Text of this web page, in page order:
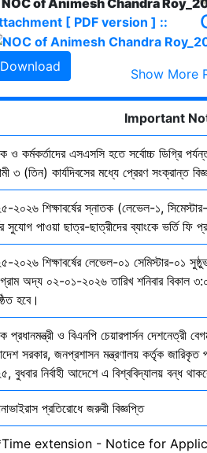
Show More
[ PDF version ] ::
Download
Important
ও কর্মকর্তাদের এসএসসি হতে সর্বোচ্চ ডিগ্রি
৩ (তিন) কার্যদিবসের মধ্যে প্রেরণ সংক্রান্ত
২০২৬ শিক্ষাবর্ষের স্নাতক (লেভেল-১,
সুযোগ পাওয়া ছাত্র-ছাত্রীদের ব্যাংকে ভর্তি ফি
২০২৬ শিক্ষাবর্ষের লেভেল-০১ সেমিস্টার-০১
অদ্য ০২-০১-২০২৬ তারিখ শনিবার বিকাল
হবে।
প্রধানমন্ত্রী ও বিএনপি চেয়ারপার্সন দেশনেত্রী
সরকার, জনপ্রশাসন মন্ত্রণালয় কর্তৃক
বুধবার নির্বাহী আদেশে এ বিশ্ববিদ্যালয় বন্ধ
প্রতিরোধে জরুরী বিজ্ঞপ্তি
extension - Notice for